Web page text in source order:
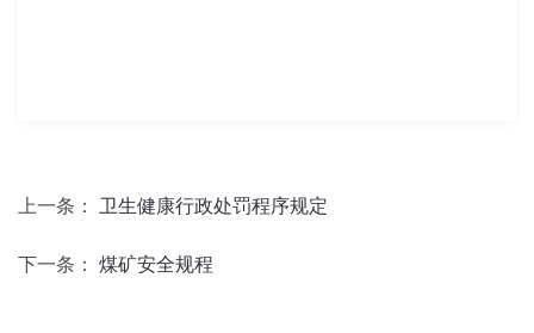
上一条： 卫生健康行政处罚程序规定
下一条： 煤矿安全规程